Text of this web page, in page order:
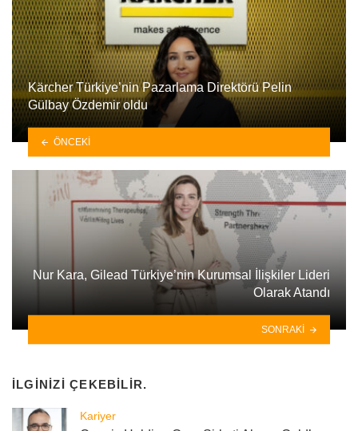
Kärcher Türkiye’nin Pazarlama Direktörü Pelin
Gülbay Özdemir oldu
ÖNCEKI
Nur Kara, Gilead Türkiye’nin Kurumsal İlişkiler Lideri
Olarak Atandı
SONRAKI
İLGINIZI ÇEKEBILIR.
Kariyer